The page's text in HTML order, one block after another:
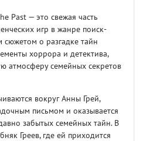
Past — это свежая часть
игр в жанре поиск-
о разгадке тайн
хоррора и детектива,
атмосферу семейных секретов
вокруг Анны Грей,
письмом и оказывается
забытых семейных тайн. В
Греев, где ей приходится